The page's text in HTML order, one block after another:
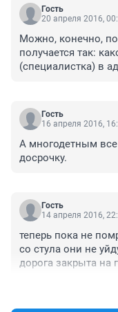
Гость
20 апреля 2016,
Можно, конечно,
получается так:
(специалистка) в
продолжает
премного лет...
пенсии, а то
прям, как у
не только о
Гость
16 апреля 2016,
А многодетным
досрочку.
Гость
14 апреля 2016,
теперь пока не
со стула они не
дорога закрыта на